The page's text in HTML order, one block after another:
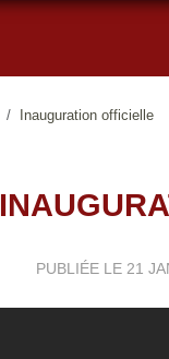
Inauguration officielle
PUBLIÉE LE 21